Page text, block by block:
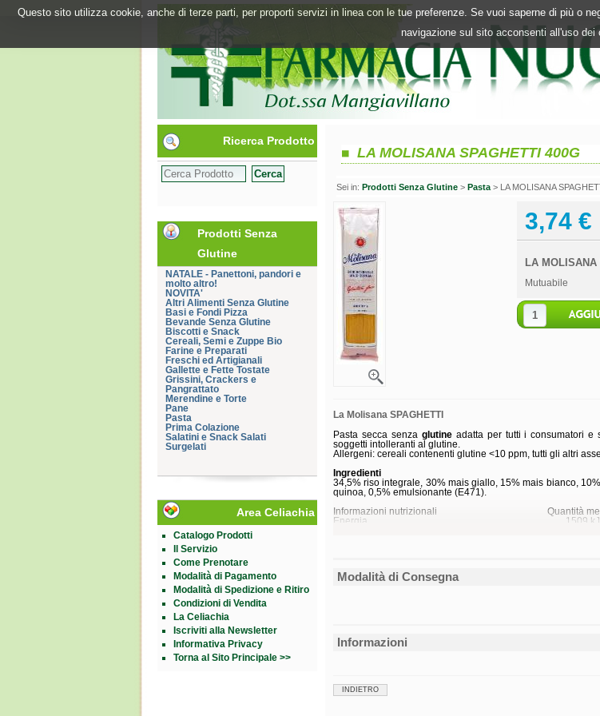
Questo sito utilizza cookie, anche di terze parti, per proporti servizi in linea con le tue preferenze. Se vuoi saperne di più o
navigazione sul sito acconsenti all'uso dei
Ricerca Prodotto
Prodotti Senza
Glutine
NATALE - Panettoni, pandori e
molto altro!
NOVITA'
Altri Alimenti Senza Glutine
Basi e Fondi Pizza
Bevande Senza Glutine
Biscotti e Snack
Cereali, Semi e Zuppe Bio
Farine e Preparati
Freschi ed Artigianali
Gallette e Fette Tostate
Grissini, Crackers e
Pangrattato
Merendine e Torte
Pane
Pasta
Prima Colazione
Salatini e Snack Salati
Surgelati
Area Celiachia
Catalogo Prodotti
Il Servizio
Come Prenotare
Modalità di Pagamento
Modalità di Spedizione e Ritiro
Condizioni di Vendita
La Celiachia
Iscriviti alla Newsletter
Informativa Privacy
Torna al Sito Principale >>
LA MOLISANA SPAGHETTI 400G
Sei in: Prodotti Senza Glutine > Pasta > LA MOLISANA
3,74 €
LA MOLISANA
Mutuabile
La Molisana SPAGHETTI
Pasta secca senza glutineadatta per tutti i consumatori e
soggetti intolleranti al glutine.
Allergeni: cereali contenenti glutine <10 ppm, tutti gli altri
Ingredienti
34,5% riso integrale, 30% mais giallo, 15% mais bianco,
quinoa, 0,5% emulsionante (E471).
Informazioni nutrizionali
Quantità
Energia
1509
Carboidrati
zuccheri
Conservazione
Sacchetto da 400 g
Modalità di Consegna
Informazioni
INDIETRO